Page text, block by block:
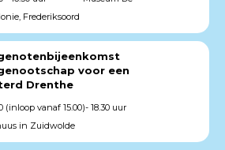
Frederiksoord
voor een
Drenthe
(inloop vanaf 15.00)- 18.30 uur
in Zuidwolde